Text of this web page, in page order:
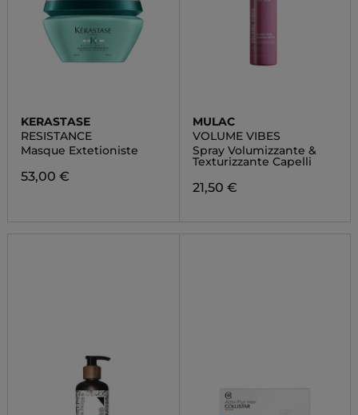
KERASTASE
RESISTANCE
Masque Extetioniste
53,00 €
MULAC
VOLUME VIBES
Spray Volumizzante &
Texturizzante Capelli
21,50 €